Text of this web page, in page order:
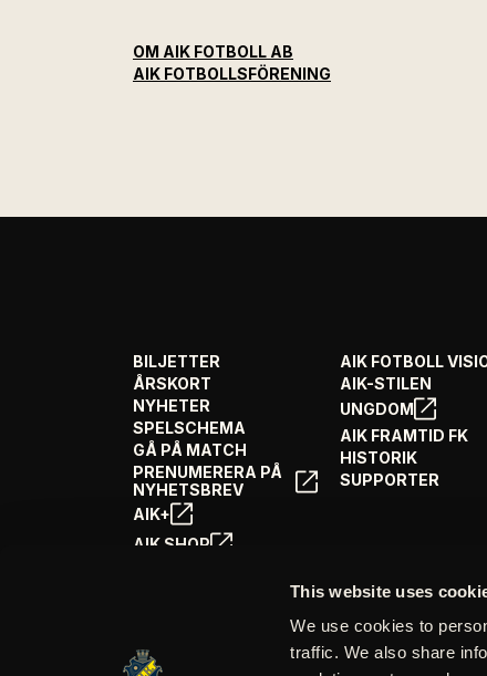
This website uses
We use cookies to
traffic. We also share
OM AIK FOTBOLL AB
AIK FOTBOLLSFÖRENING
BILJETTER
ÅRSKORT
NYHETER
SPELSCHEMA
GÅ PÅ MATCH
PRENUMERERA PÅ
NYHETSBREV
AIK+
AIK SHOP
AIK FOTBOLL
AIK-STILEN
UNGDOM
AIK FRAMTID FK
HISTORIK
SUPPORTER